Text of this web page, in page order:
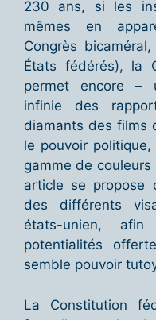
230 ans, si les
mêmes en
Congrès
États fédérés), la
permet encore –
infinie des
diamants des films
le pouvoir
gamme de
article se propose
des différents
états-unien, afin
potentialités
semble pouvoir
La Constitution